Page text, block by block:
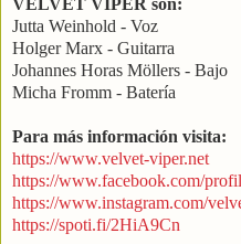
VELVET VIPER son:
Jutta Weinhold - Voz
Holger Marx - Guitarra
Johannes Horas Möllers - Bajo
Micha Fromm - Batería
Para más información visita:
https://www.velvet-viper.net
https://www.facebook.com/
https://www.instagram.com/
https://spoti.fi/2HiA9Cn